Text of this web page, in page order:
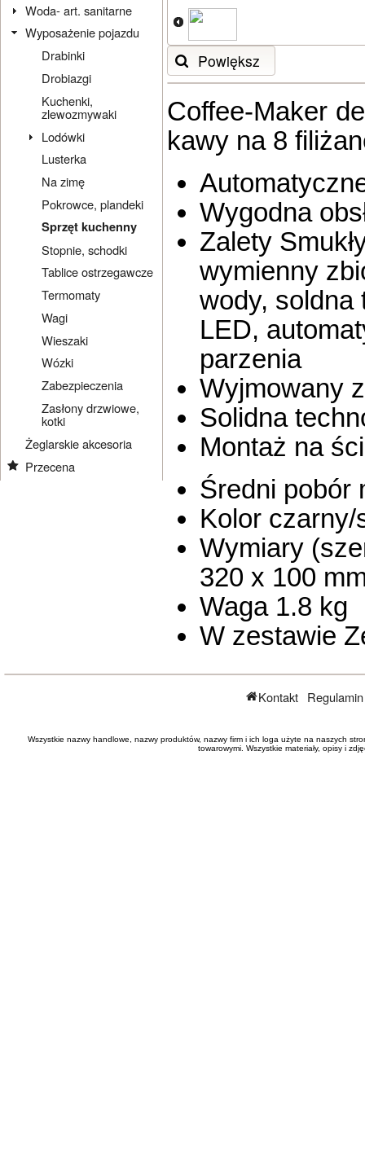
Woda- art. sanitarne
Wyposażenie pojazdu
Drabinki
Drobiazgi
Kuchenki,
zlewozmywaki
Lodówki
Lusterka
Na zimę
Pokrowce, plandeki
Sprzęt kuchenny
Stopnie, schodki
Tablice ostrzegawcze
Termomaty
Wagi
Wieszaki
Wózki
Zabezpieczenia
Zasłony drzwiowe,
kotki
Żeglarskie akcesoria
Przecena
Powiększ
Coffee-Maker
kawy na 8
Wygodna
Zalety
wymienny
wody, soldna
LED,
parzenia
Wyjmowany
Solidna
Montaż na
Średni pobór
Kolor czarny/
Wymiary
320 x 100
Waga 1.8 kg
W zestawie
Kontakt
Wszystkie nazwy handlowe, nazwy produktów, nazwy firm i ich loga użyte na naszych
towarowymi. Wszystkie materiały, opisy i